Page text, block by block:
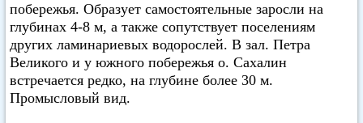
побережья. Образует самостоятельные заросли на
глубинах 4-8 м, а также сопутствует поселениям
других ламинариевых водорослей. В зал. Петра
Великого и у южного побережья о. Сахалин
встречается редко, на глубине более 30 м.
Промысловый вид.